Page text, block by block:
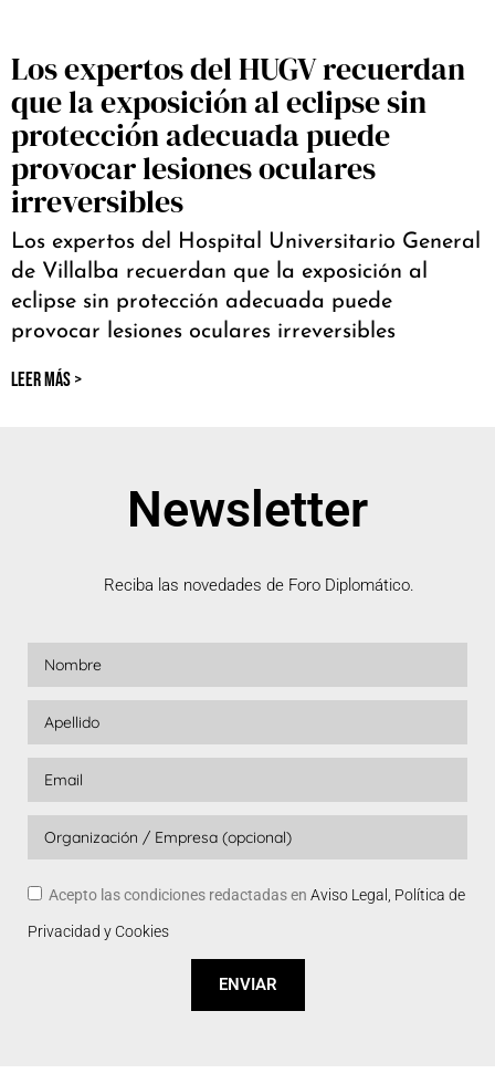
Los expertos del HUGV recuerdan
que la exposición al eclipse sin
protección adecuada puede
provocar lesiones oculares
irreversibles
Los expertos del Hospital Universitario General
de Villalba recuerdan que la exposición al
eclipse sin protección adecuada puede
provocar lesiones oculares irreversibles
LEER MÁS >
Newsletter
Reciba las novedades de Foro Diplomático.
Acepto las condiciones redactadas en Aviso Legal, Política de
Privacidad y Cookies
ENVIAR